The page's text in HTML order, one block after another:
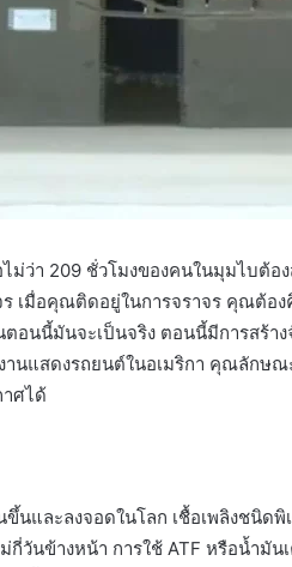
ม่ว่า 209 ชั่วโมงของคนในมุมไบต้อ
ร เมื่อคุณติดอยู่ในการจราจร คุณต้อ
นนี้มันจะเป็นจริง ตอนนี้มีการสร้า
านแสดงรถยนต์ในอเมริกา คุณลัก
ศได้
นและลงจอดในโลก เชื้อเพลิงชนิดพิ
กี่วันข้างหน้า การใช้ ATF หรือน้ำมั